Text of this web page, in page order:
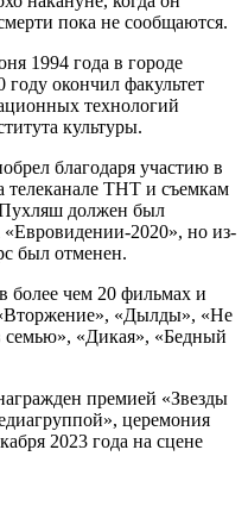
пока не сообщаются.
1994 года в городе
окончил факультет
технологий
культуры.
благодаря участию в
телеканале ТНТ и съемкам
должен был
2020», но из-
был отменен.
более чем 20 фильмах и
«Дылды», «Не
семью», «Дикая», «Бедный
премией «Звезды
церемония
2023 года на сцене